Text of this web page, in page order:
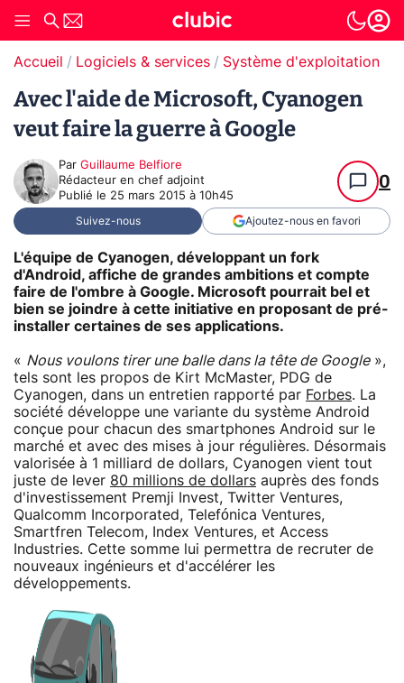
Accueil Logiciels & services Système d'exploitation
Avec l'aide de Microsoft, Cyanogen
veut faire la guerre à Google
Par Guillaume Belfiore
Rédacteur en chef adjoint
Publié le 25 mars 2015 à 10h45
0
Suivez-nous Ajoutez-nous en favori
L'équipe de Cyanogen, développant un fork
d'Android, affiche de grandes ambitions et compte
faire de l'ombre à Google. Microsoft pourrait bel et
bien se joindre à cette initiative en proposant de pré-
installer certaines de ses applications.
« Nous voulons tirer une balle dans la tête de Google»,
tels sont les propos de Kirt McMaster, PDG de
Cyanogen, dans un entretien rapporté par Forbes. La
société développe une variante du système Android
conçue pour chacun des smartphones Android sur le
marché et avec des mises à jour régulières. Désormais
valorisée à 1 milliard de dollars, Cyanogen vient tout
juste de lever 80 millions de dollars auprès des fonds
d'investissement Premji Invest, Twitter Ventures,
Qualcomm Incorporated, Telefónica Ventures,
Smartfren Telecom, Index Ventures, et Access
Industries. Cette somme lui permettra de recruter de
nouveaux ingénieurs et d'accélérer les
développements.